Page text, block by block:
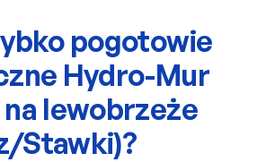
pogotowie
Hydro-Mur
lewobrzeże
Stawki)?